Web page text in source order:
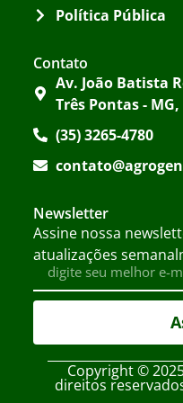
Política Pública
Contato
Av. João Batista
Três Pontas - MG,
(35) 3265-4780
Newsletter
Assine nossa
atualizações
Copyright ©
direitos